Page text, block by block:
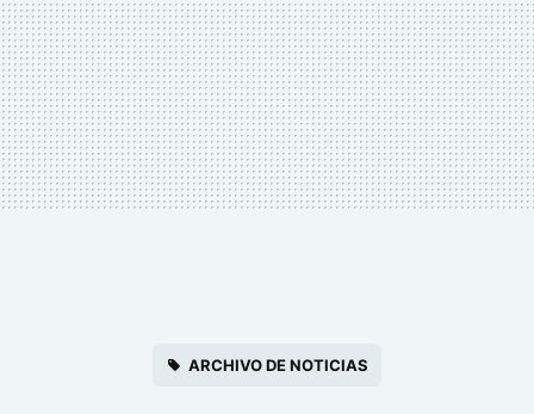
ARCHIVO DE NOTICIAS